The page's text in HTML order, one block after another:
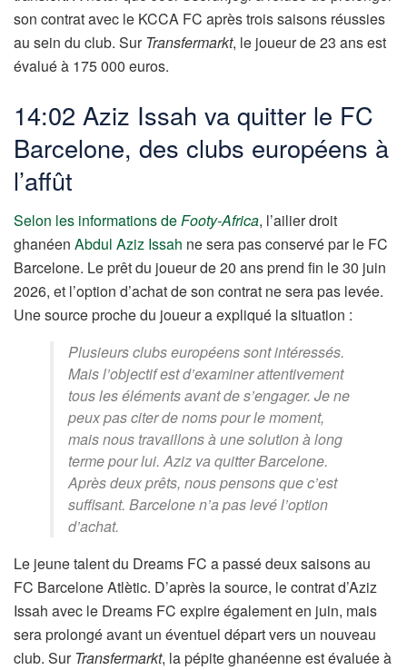
son contrat avec le KCCA FC après trois saisons réussies
au sein du club. Sur Transfermarkt, le joueur de 23 ans est
évalué à 175 000 euros.
14:02 Aziz Issah va quitter le FC
Barcelone, des clubs européens à
l’affût
Selon les informations deFooty-Africa, l’ailier droit
ghanéen Abdul Aziz Issah ne sera pas conservé par le FC
Barcelone. Le prêt du joueur de 20 ans prend fin le 30 juin
2026, et l’option d’achat de son contrat ne sera pas levée.
Une source proche du joueur a expliqué la situation :
Plusieurs clubs européens sont intéressés.
Mais l’objectif est d’examiner attentivement
tous les éléments avant de s’engager. Je ne
peux pas citer de noms pour le moment,
mais nous travaillons à une solution à long
terme pour lui. Aziz va quitter Barcelone.
Après deux prêts, nous pensons que c’est
suffisant. Barcelone n’a pas levé l’option
d’achat.
Le jeune talent du Dreams FC a passé deux saisons au
FC Barcelone Atlètic. D’après la source, le contrat d’Aziz
Issah avec le Dreams FC expire également en juin, mais
sera prolongé avant un éventuel départ vers un nouveau
club. Sur Transfermarkt, la pépite ghanéenne est évaluée à